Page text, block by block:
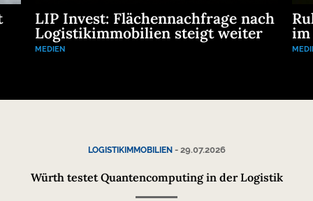
LIP Invest: Flächennachfrage nach
Logistikimmobilien steigt weiter
MEDIEN
im
LOGISTIKIMMOBILIEN- 29.07.2026
Würth testet Quantencomputing in der Logistik